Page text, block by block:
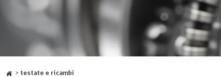
> testate e ricambi